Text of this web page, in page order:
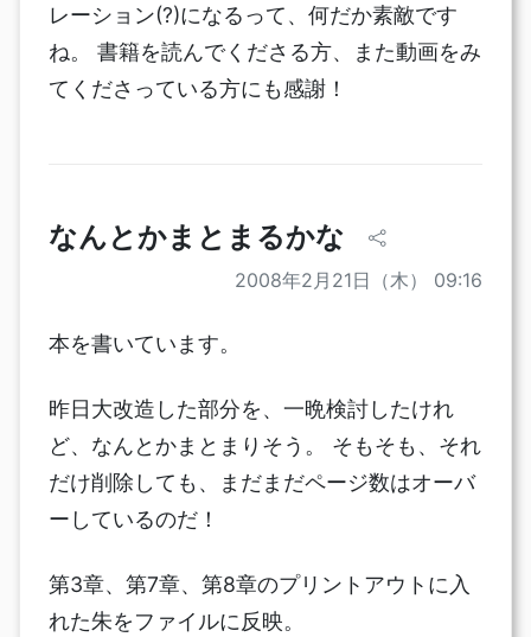
レーション(?)になるって、何だか素敵です
ね。 書籍を読んでくださる方、また動画をみ
てくださっている方にも感謝！
なんとかまとまるかな
2008年2月21日（木） 09:16
本を書いています。
昨日大改造した部分を、一晩検討したけれ
ど、なんとかまとまりそう。 そもそも、それ
だけ削除しても、まだまだページ数はオーバ
ーしているのだ！
第3章、第7章、第8章のプリントアウトに入
れた朱をファイルに反映。